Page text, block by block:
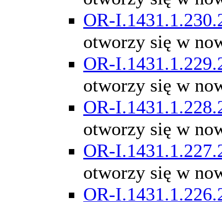
OR-
otworzy się w
OR-
otworzy się w
OR-
otworzy się w
OR-
otworzy się w
OR-